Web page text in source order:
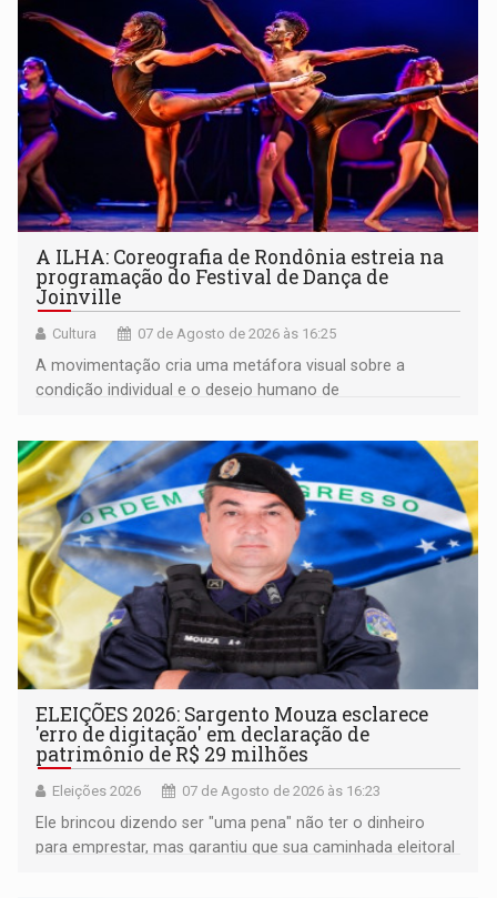
A ILHA: Coreografia de Rondônia estreia na
programação do Festival de Dança de
Joinville
Cultura 07 de Agosto de 2026 às 16:25
A movimentação cria uma metáfora visual sobre a
condição individual e o desejo humano de
ELEIÇÕES 2026: Sargento Mouza esclarece
'erro de digitação' em declaração de
patrimônio de R$ 29 milhões
Eleições 2026 07 de Agosto de 2026 às 16:23
Ele brincou dizendo ser "uma pena" não ter o dinheiro
para emprestar, mas garantiu que sua caminhada eleitoral